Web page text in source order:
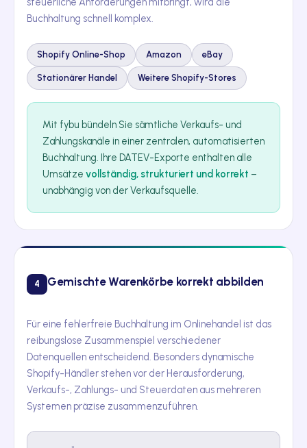
Buchhaltung schnell komplex.
Shopify Online-Shop Amazon eBay
Stationärer Handel Weitere Shopify-Stores
Mit fybu bündeln Sie sämtliche Verkaufs- und
Zahlungskanäle in einer zentralen, automatisierten
Buchhaltung. Ihre DATEV-Exporte enthalten alle
Umsätze vollständig, strukturiert und korrekt –
unabhängig von der Verkaufsquelle.
4 Gemischte Warenkörbe korrekt abbilden
Für eine fehlerfreie Buchhaltung im Onlinehandel ist das
reibungslose Zusammenspiel verschiedener
Datenquellen entscheidend. Besonders dynamische
Shopify-Händler stehen vor der Herausforderung,
Verkaufs-, Zahlungs- und Steuerdaten aus mehreren
Systemen präzise zusammenzuführen.